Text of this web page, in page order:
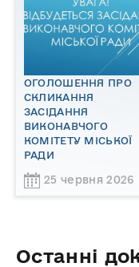
ОГОЛОШЕННЯ ПРО
СКЛИКАННЯ
ЗАСІДАННЯ
ВИКОНАВЧОГО
КОМІТЕТУ МІСЬКОЇ
РАДИ
25 червня 2026
Останні